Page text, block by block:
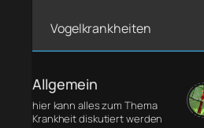
Vogelkrankheiten
Allgemein
hier kann alles zum Thema
Krankheit diskutiert werden